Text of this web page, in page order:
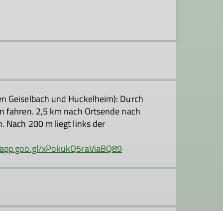
Geiselbach und Huckelheim): Durch
fahren. 2,5 km nach Ortsende nach
Nach 200 m liegt links der
xPokukQ5raViaBQ89